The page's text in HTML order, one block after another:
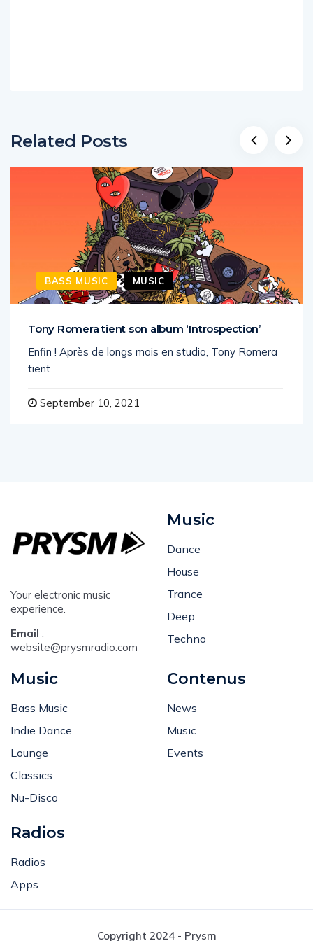
BASS MUSIC MUSIC
Enfin ! Après de longs mois en studio, Tony Romera
Your electronic music
Email:
Deep
Bass Music
Lounge